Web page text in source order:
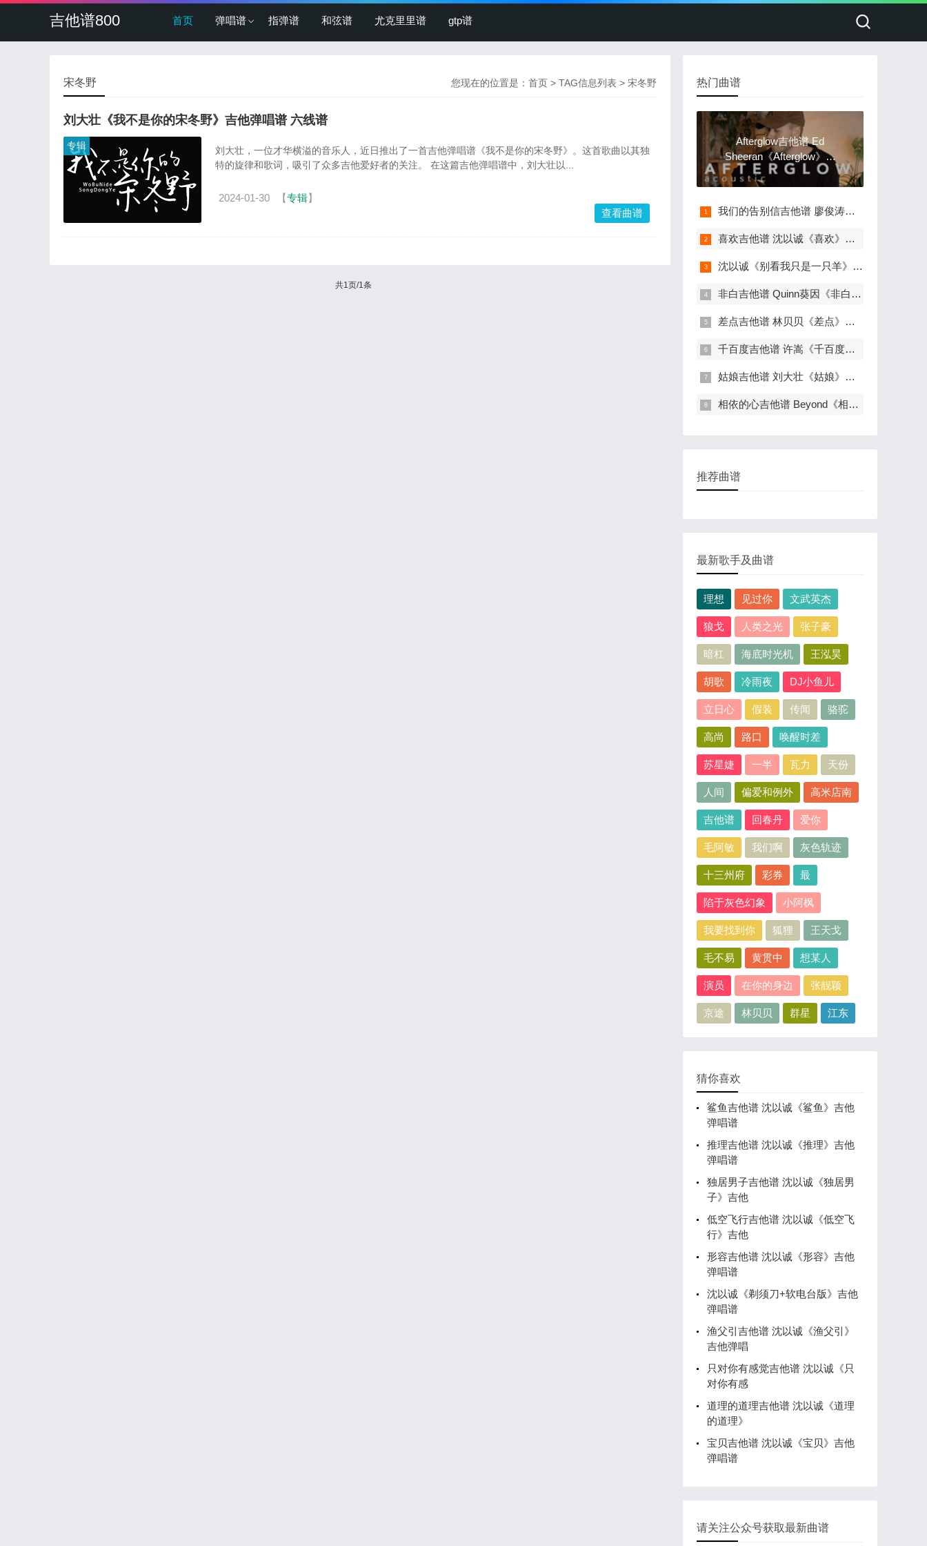
吉他谱800 首页 弹唱谱 指弹谱 和弦谱 尤克里里谱 gtp谱
您现在的位置是： 首页 > TAG信息列表 > 宋冬野
宋冬野
刘大壮《我不是你的宋冬野》吉他弹唱谱 六线谱
专辑
刘大壮，一位才华横溢的音乐人，近日推出了一首吉他弹唱谱《我不是你的宋冬野》。这首歌曲以其独
特的旋律和歌词，吸引了众多吉他爱好者的关注。 在这篇吉他弹唱谱中，刘大壮以...
2024-01-30 【专辑】
查看曲谱
共1页/1条
热门曲谱
Afterglow吉他谱 Ed
Sheeran《Afterglow》吉
他弹
我们的告别信吉他谱 廖俊涛《我们的告别
喜欢吉他谱 沈以诚《喜欢》吉他弹唱谱
沈以诚《别看我只是一只羊》吉他弹唱谱
非白吉他谱 Quinn葵因《非白》吉他弹唱谱
差点吉他谱 林贝贝《差点》吉他弹唱谱
千百度吉他谱 许嵩《千百度》吉他弹唱谱
姑娘吉他谱 刘大壮《姑娘》吉他弹唱谱
相依的心吉他谱 Beyond《相依的心》吉他弹
推荐曲谱
最新歌手及曲谱
理想 见过你 文武英杰
狼戈 人类之光 张子豪
暗杠 海底时光机 王泓昊
胡歌 冷雨夜 DJ小鱼儿
立日心 假装 传闻 骆驼
高尚 路口 唤醒时差
苏星婕 一半 瓦力 天份
人间 偏爱和例外 高米店南
吉他谱 回春丹 爱你
毛阿敏 我们啊 灰色轨迹
十三州府 彩券 最
陷于灰色幻象 小阿枫
我要找到你 狐狸 王天戈
毛不易 黄贯中 想某人
演员 在你的身边 张靓颖
京途 林贝贝 群星 江东
猜你喜欢
鲨鱼吉他谱 沈以诚《鲨鱼》吉他
弹唱谱
推理吉他谱 沈以诚《推理》吉他
弹唱谱
独居男子吉他谱 沈以诚《独居男
子》吉他
低空飞行吉他谱 沈以诚《低空飞
行》吉他
形容吉他谱 沈以诚《形容》吉他
弹唱谱
沈以诚《剃须刀+软电台版》吉他
弹唱谱
渔父引吉他谱 沈以诚《渔父引》
吉他弹唱
只对你有感觉吉他谱 沈以诚《只
对你有感
道理的道理吉他谱 沈以诚《道理
的道理》
宝贝吉他谱 沈以诚《宝贝》吉他
弹唱谱
请关注公众号获取最新曲谱